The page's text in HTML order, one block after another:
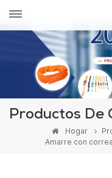
Productos De
Hogar
Amarre con